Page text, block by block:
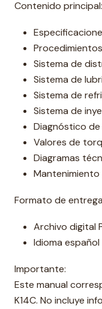
Contenido principal:
Sistema de
Sistema de
Sistema de
Sistema de
Diagnóstico de
Valores de
Diagramas
Formato de
Archivo digital
Idioma español
Importante:
Este manual
K14C. No incluye